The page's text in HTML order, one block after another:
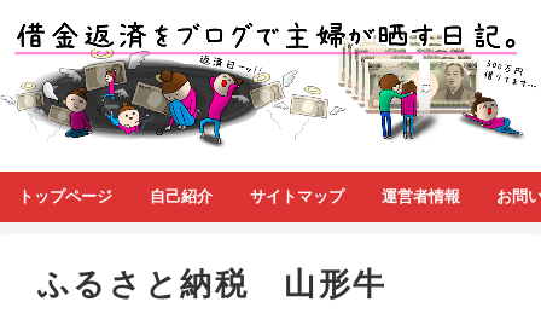
トップページ 自己紹介 サイトマップ 運営者情報 お問
ふるさと納税 山形牛